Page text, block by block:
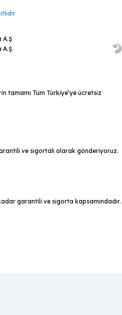
A.Ş
A.Ş
tamamı Tüm Türkiye’ye ücretsiz
ve sigortalı olarak gönderiyoruz.
garantili ve sigorta kapsamındadır.